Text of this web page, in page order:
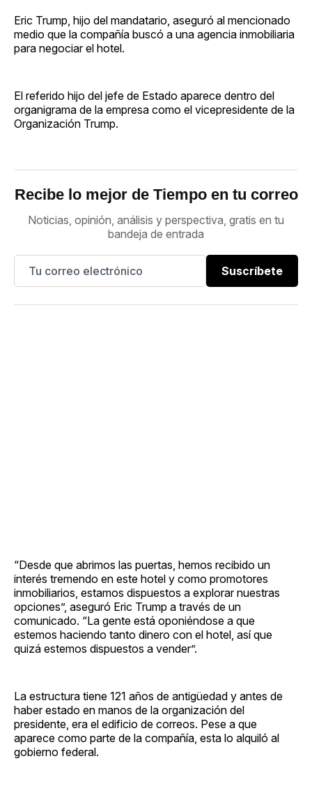
Eric Trump, hijo del mandatario, aseguró al mencionado
medio que la compañía buscó a una agencia inmobiliaria
para negociar el hotel.
El referido hijo del jefe de Estado aparece dentro del
organigrama de la empresa como el vicepresidente de la
Organización Trump.
Recibe lo mejor de Tiempo en tu correo
Noticias, opinión, análisis y perspectiva, gratis en tu
bandeja de entrada
Suscríbete
“Desde que abrimos las puertas, hemos recibido un
interés tremendo en este hotel y como promotores
inmobiliarios, estamos dispuestos a explorar nuestras
opciones”, aseguró Eric Trump a través de un
comunicado. “La gente está oponiéndose a que
estemos haciendo tanto dinero con el hotel, así que
quizá estemos dispuestos a vender”.
La estructura tiene 121 años de antigüedad y antes de
haber estado en manos de la organización del
presidente, era el edificio de correos. Pese a que
aparece como parte de la compañía, esta lo alquiló al
gobierno federal.